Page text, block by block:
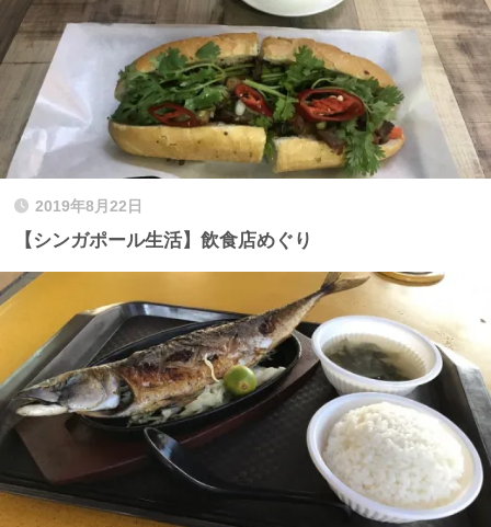
2019年8月22日
【シンガポール生活】飲食店めぐり